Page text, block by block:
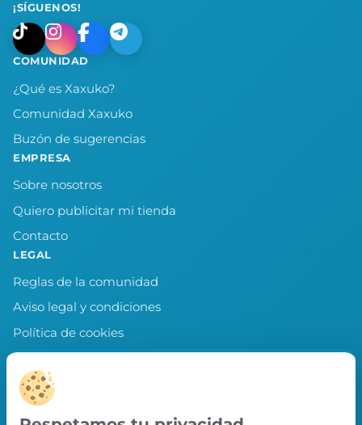
¡SÍGUENOS!
COMUNIDAD
¿Qué es Xaxuko?
Comunidad Xaxuko
Buzón de sugerencias
EMPRESA
Sobre nosotros
Quiero publicitar mi tienda
Contacto
LEGAL
Reglas de la comunidad
Aviso legal y condiciones
Política de cookies
Política de privacidad
Preferencias de cookies
LLEVA XAXUKO CONTIGO